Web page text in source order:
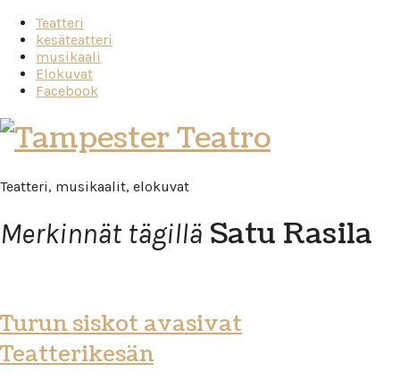
Teatteri
kesäteatteri
musikaali
Elokuvat
Facebook
Tampester
Teatro
Teatteri, musikaalit, elokuvat
Merkinnät tägillä Satu Rasila
Turun siskot avasivat
Teatterikesän